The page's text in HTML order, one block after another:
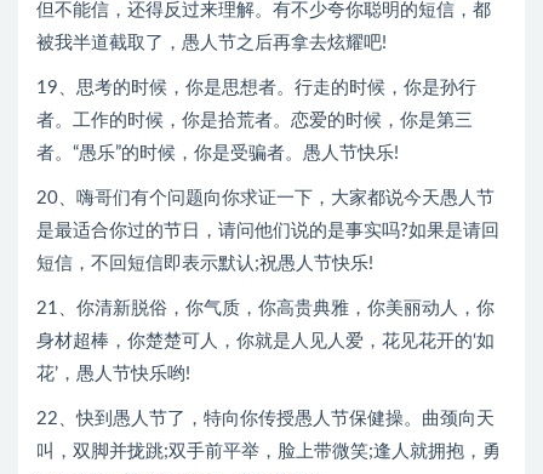
但不能信，还得反过来理解。有不少夸你聪明的短信，都
被我半道截取了，愚人节之后再拿去炫耀吧!
19、思考的时候，你是思想者。行走的时候，你是孙行
者。工作的时候，你是拾荒者。恋爱的时候，你是第三
者。“愚乐”的时候，你是受骗者。愚人节快乐!
20、嗨哥们有个问题向你求证一下，大家都说今天愚人节
是最适合你过的节日，请问他们说的是事实吗?如果是请回
短信，不回短信即表示默认;祝愚人节快乐!
21、你清新脱俗，你气质，你高贵典雅，你美丽动人，你
身材超棒，你楚楚可人，你就是人见人爱，花见花开的‘如
花’，愚人节快乐哟!
22、快到愚人节了，特向你传授愚人节保健操。曲颈向天
叫，双脚并拢跳;双手前平举，脸上带微笑;逢人就拥抱，勇